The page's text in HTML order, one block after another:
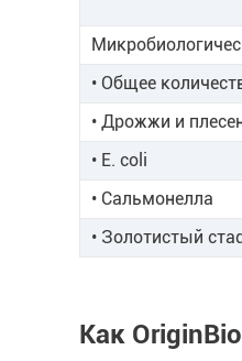
• Общее
• Дрожжи и
• E. coli
• Сальмонелла
• Золотистый
Как